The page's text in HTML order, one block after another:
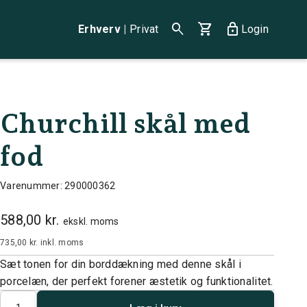
Erhverv | Privat search shopping_cart lock Login
Churchill skål med
fod
Varenummer: 290000362
588,00 kr. ekskl. moms
735,00 kr. inkl. moms
Sæt tonen for din borddækning med denne skål i
porcelæn, der perfekt forener æstetik og funktionalitet.
Antal